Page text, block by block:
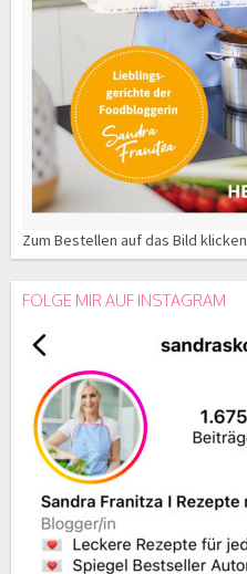
Zum Bestellen auf das Bild klicken
FOLGE MIR AUF INSTAGRAM